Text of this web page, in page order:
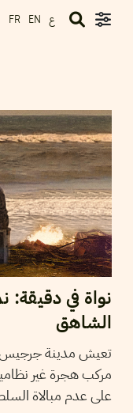
FR EN ع
نواة في دقيقة:
الشاهق
تعيش مدينة جرجيس
على عدم مبالاة